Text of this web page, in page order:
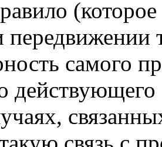
передвижении
самого
действующего